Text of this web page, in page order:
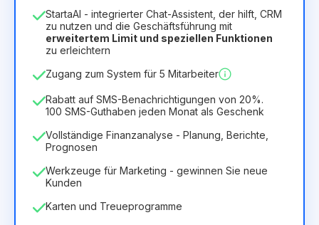
Dauer der Lizenz
12 Months(Rabatt -25%) Vorteilhaft
8.99€ 6.29€ /Monat
StartaAI - integrierter Chat-Assistent, der hilft, CRM
zu nutzen und die Geschäftsführung mit
erweitertem Limit und speziellen Funktionen
zu erleichtern
Zugang zum System für 5 Mitarbeiter
Rabatt auf SMS-Benachrichtigungen von 20%.
100 SMS-Guthaben jeden Monat als Geschenk
Vollständige Finanzanalyse - Planung, Berichte,
Prognosen
Werkzeuge für Marketing - gewinnen Sie neue
Kunden
Karten und Treueprogramme